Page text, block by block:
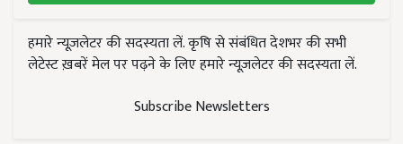
हमारे न्यूज़लेटर की सदस्यता लें. कृषि से संबंधित देशभर की सभी
लेटेस्ट ख़बरें मेल पर पढ़ने के लिए हमारे न्यूज़लेटर की सदस्यता लें.
Subscribe Newsletters